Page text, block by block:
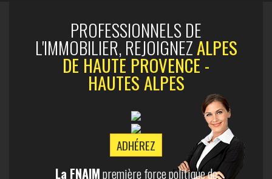
PROFESSIONNELS DE
L'IMMOBILIER, REJOIGNEZALPES
DE HAUTE PROVENCE -
HAUTES ALPES
ADHÉREZ
La FNAIMpremière force politique de